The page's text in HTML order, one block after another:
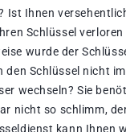
Ist Ihnen
Schlüssel
wurde der
den Schlüssel nicht
wechseln? Sie
nicht so schlimm,
kann Ihnen